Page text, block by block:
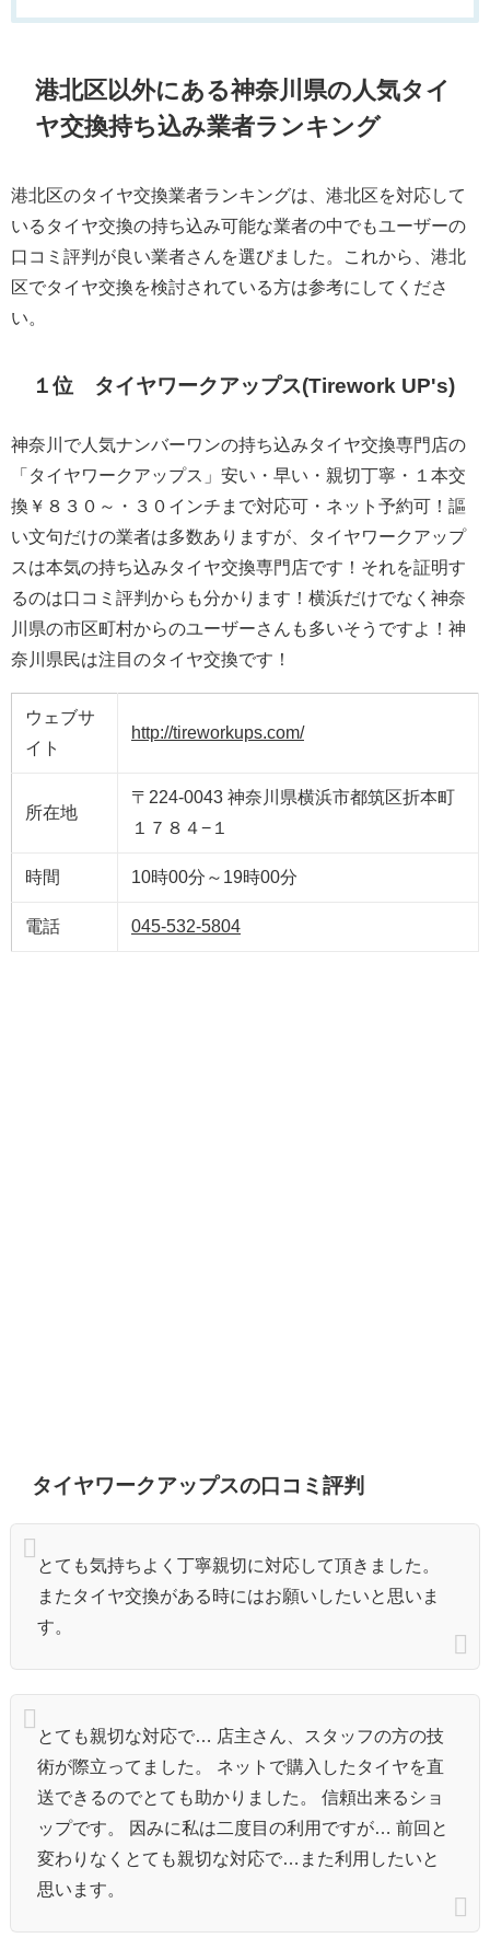
港北区以外にある神奈川県の人気タイ
ヤ交換持ち込み業者ランキング
港北区のタイヤ交換業者ランキングは、港北区を対応して
いるタイヤ交換の持ち込み可能な業者の中でもユーザーの
口コミ評判が良い業者さんを選びました。これから、港北
区でタイヤ交換を検討されている方は参考にしてくださ
い。
１位 タイヤワークアップス(Tirework UP's)
神奈川で人気ナンバーワンの持ち込みタイヤ交換専門店の
「タイヤワークアップス」安い・早い・親切丁寧・１本交
換￥８３０～・３０インチまで対応可・ネット予約可！謳
い文句だけの業者は多数ありますが、タイヤワークアップ
スは本気の持ち込みタイヤ交換専門店です！それを証明す
るのは口コミ評判からも分かります！横浜だけでなく神奈
川県の市区町村からのユーザーさんも多いそうですよ！神
奈川県民は注目のタイヤ交換です！
ウェブサ
イト
http://tireworkups.com/
所在地
〒224-0043 神奈川県横浜市都筑区折本町
１７８４−１
時間 10時00分～19時00分
電話 045-532-5804
タイヤワークアップスの口コミ評判
とても気持ちよく丁寧親切に対応して頂きました。
またタイヤ交換がある時にはお願いしたいと思いま
す。
とても親切な対応で… 店主さん、スタッフの方の技
術が際立ってました。 ネットで購入したタイヤを直
送できるのでとても助かりました。 信頼出来るショ
ップです。 因みに私は二度目の利用ですが… 前回と
変わりなくとても親切な対応で…また利用したいと
思います。